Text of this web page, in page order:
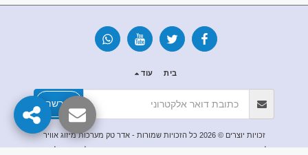
בית עוד
הירשם
זכויות יוצרים © 2026 כל הזכויות שמורות -
אדר טק מערכות מיזוג אוויר
כל המזגנים המופיעים בחנות האתר נמכרים עם ההתקנה בלבד . ט . ל . ח